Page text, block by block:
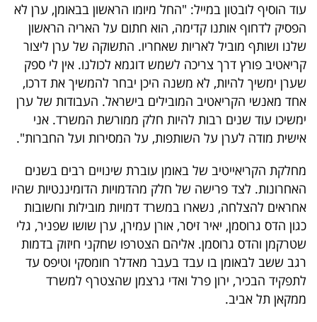
אחרינו:
עוד הוסיף לובטון במייל: "החל מיומו הראשון בבאומן, ערן לא
הפסיק לדחוף אותנו קדימה, הוא חתום על האריה הראשון
שלנו ושותף מוביל לאריות שאחריו. התשוקה של ערן ליצור
קריאטיב פורץ דרך צריכה לשמש דוגמא לכולנו. אין לי ספק
שערן ימשיך להיות, לא משנה היכן יבחר להמשיך את דרכו,
אחד מאנשי הקריאטיב המובילים בישראל. העבודות של ערן
ימשיכו עוד שנים רבות להיות חלק ממורשת המשרד. אני
אישית מודה לערן על השותפות, על המסירות ועל החברות".
מחלקת הקריאייטיב של באומן עוברת שינויים רבים בשנים
האחרונות. לצד פרישה של חלק מהדמויות הדומיננטיות שהיו
אחראים להצלחה, נשארו במשרד דמויות מובילות וחשובות
כגון הדס גרוסמן, יאיר זיסר, אורן עמירן, ערן שושו שפניר, גלי
שטרקמן והדס גרוסמן. אליהם הצטרפו שחקני חיזוק בדמות
רגב ששב לבאומן בו עבד בעבר מאדלר חומסקי וטיפס עד
לתפקיד הבכיר, ירון פרל ואדי גרצמן שהצטרף למשרד
ממקאן תל אביב.